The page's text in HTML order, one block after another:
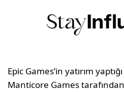
Epic Games’in yatırım
Manticore Games